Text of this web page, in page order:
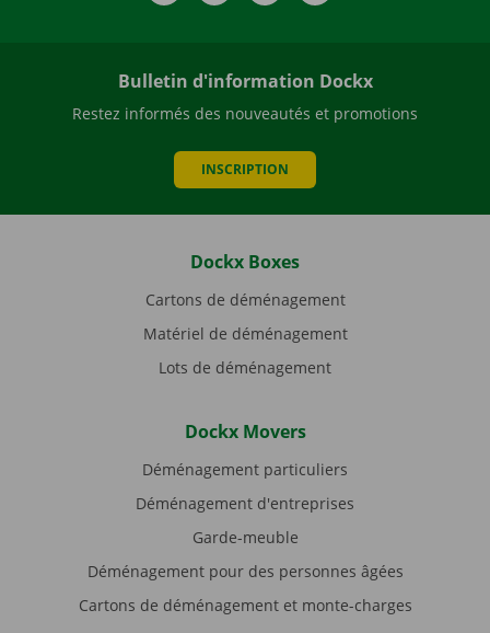
Bulletin d'information Dockx
Restez informés des nouveautés et promotions
INSCRIPTION
Dockx Boxes
Cartons de déménagement
Matériel de déménagement
Lots de déménagement
Dockx Movers
Déménagement particuliers
Déménagement d'entreprises
Garde-meuble
Déménagement pour des personnes âgées
Cartons de déménagement et monte-charges